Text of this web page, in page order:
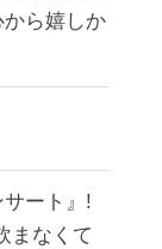
ら嬉しか
ート』!
まなくて